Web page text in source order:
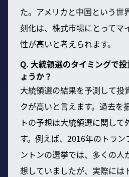
た。アメリカと中国という世
刻化は、株式市場にとってマ
性が高いと考えられます。
Q. 大統領選のタイミングで
ょうか？
大統領選の結果を予測して投
クが高いと言えます。過去を
トの予想は大統領選に関し
す。例えば、2016年のトラン
ントンの選挙では、多くの人
想していましたが、実際には